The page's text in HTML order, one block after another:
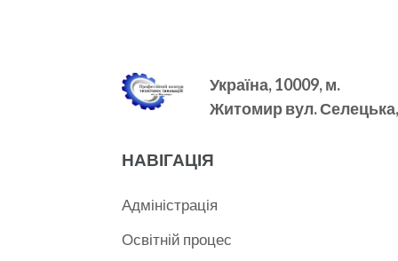
Україна, 10009, м.
Житомир вул.
НАВІГАЦІЯ
Адміністрація
Освітній процес